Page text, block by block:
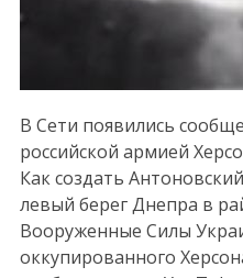
В Сети появились
российской армией
Как создать
левый берег Днепра в
Вооруженные Силы
оккупированного